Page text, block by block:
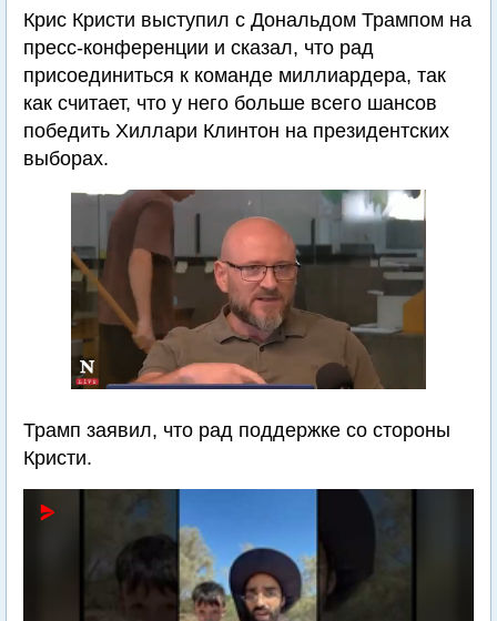
Крис Кристи выступил с Дональдом Трампом на
пресс-конференции и сказал, что рад
присоединиться к команде миллиардера, так
как считает, что у него больше всего шансов
победить Хиллари Клинтон на президентских
выборах.
Трамп заявил, что рад поддержке со стороны
Кристи.